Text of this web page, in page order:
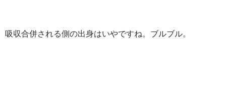
吸収合併される側の出身はいやですね。ブルブル。